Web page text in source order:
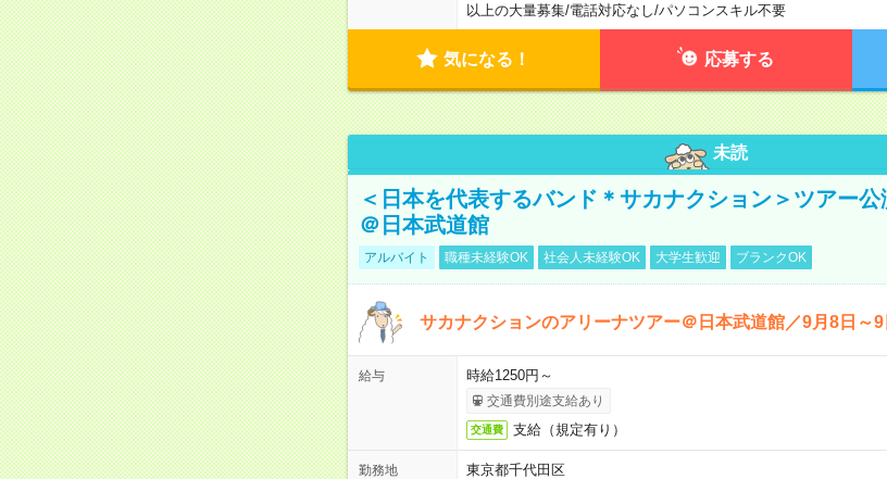
以上の大量募集/電話対応なし/パソコンスキル不要
気になる！ 応募する
未読
＜日本を代表するバンド＊サカナクション＞ツアー
＠日本武道館
アルバイト 職種未経験OK 社会人未経験OK 大学生歓迎 ブランクOK
サカナクションのアリーナツアー＠日本武道館／9月8日～9
給与 時給1250円～
交通費別途支給あり
交通費 支給（規定有り）
勤務地
東京都千代田区